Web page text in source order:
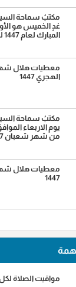
مكتبُ سماحة
غدٍ الخميس هو
المبارك لعام 1447 للهجرة
معطيات هلال شهر
الهجري 1447
مكتبُ سماحة
من شهر شعبان 1447
معطيات هلال
1447
مواقيت الصلاة